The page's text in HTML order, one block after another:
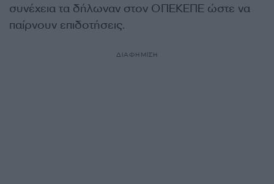
συνέχεια τα δήλωναν στον ΟΠΕΚΕΠΕ ώστε να
παίρνουν επιδοτήσεις.
ΔΙΑΦΗΜΙΣΗ